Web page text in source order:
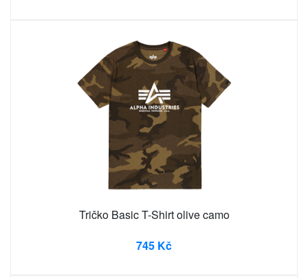
Tričko Basic T-Shirt olive camo
745 Kč